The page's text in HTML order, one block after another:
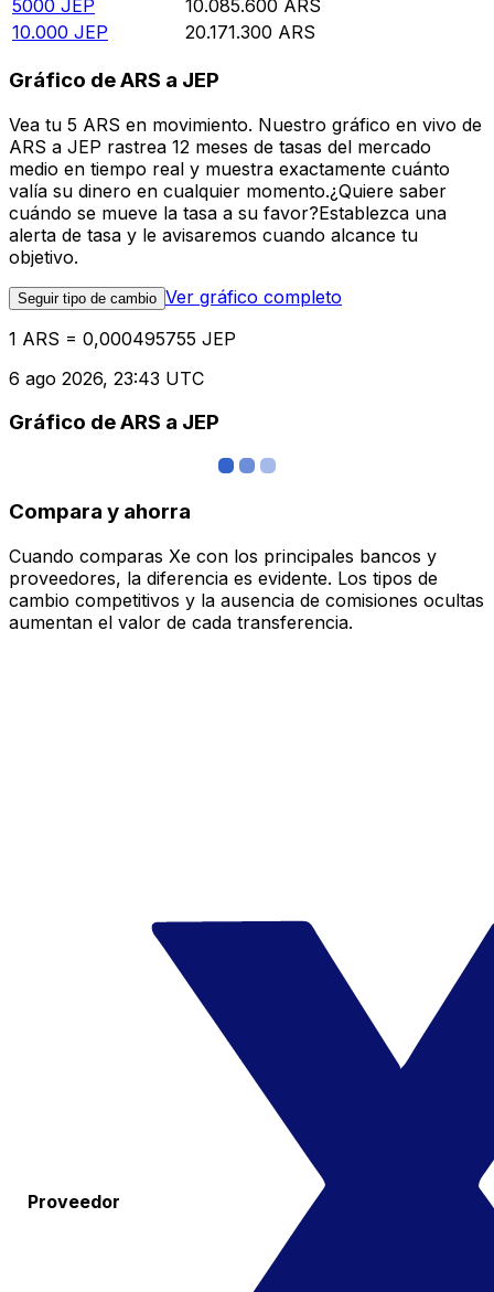
5000 JEP 10.085.600 ARS
10.000 JEP 20.171.300 ARS
Gráfico de ARS a JEP
Vea tu 5 ARS en movimiento. Nuestro gráfico en vivo de
ARS a JEP rastrea 12 meses de tasas del mercado
medio en tiempo real y muestra exactamente cuánto
valía su dinero en cualquier momento.¿Quiere saber
cuándo se mueve la tasa a su favor?Establezca una
alerta de tasa y le avisaremos cuando alcance tu
objetivo.
Seguir tipo de cambio Ver gráfico completo
1 ARS = 0,000495755 JEP
6 ago 2026, 23:43 UTC
Gráfico de ARS a JEP
Compara y ahorra
Cuando comparas Xe con los principales bancos y
proveedores, la diferencia es evidente. Los tipos de
cambio competitivos y la ausencia de comisiones ocultas
aumentan el valor de cada transferencia.
Proveedor